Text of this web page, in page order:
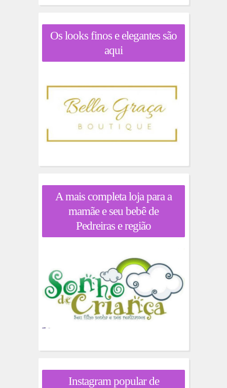
Os looks finos e elegantes são
aqui
A mais completa loja para a
mamãe e seu bebê de
Pedreiras e região
Instagram popular de